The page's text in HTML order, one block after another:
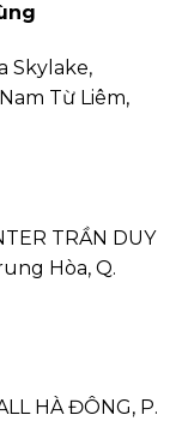
Skylake,
Từ Liêm,
TRẦN DUY
Hòa, Q.
HÀ ĐÔNG, P.